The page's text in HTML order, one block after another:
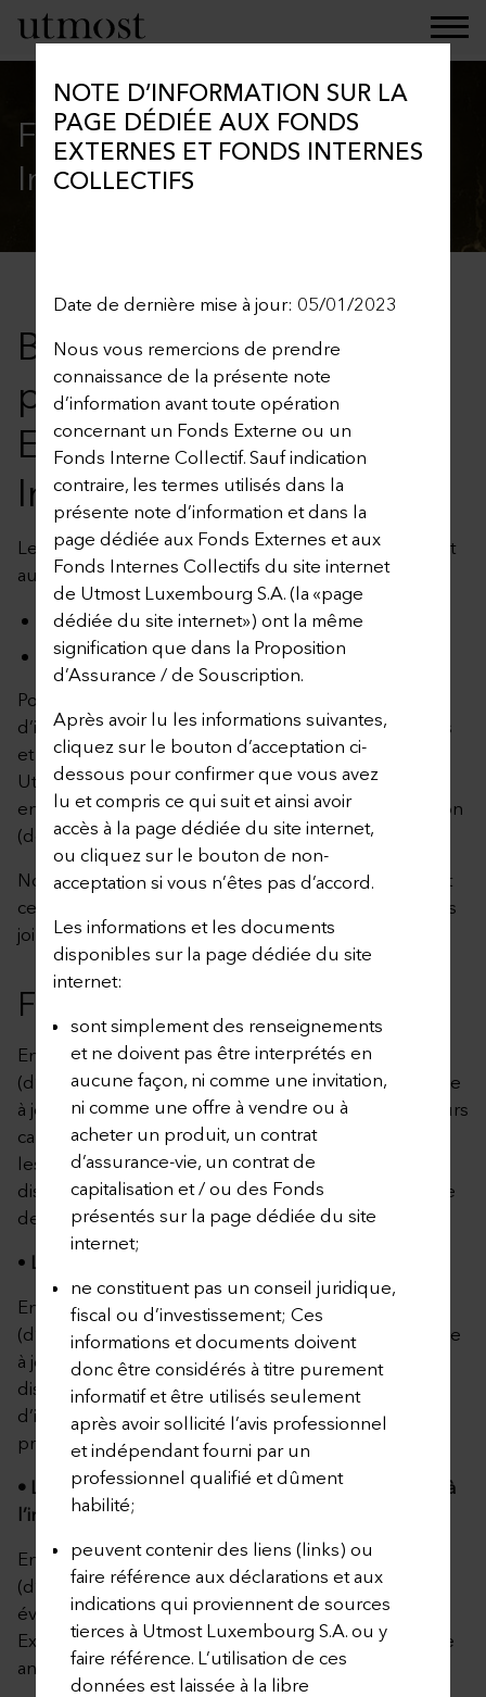
NOTE D’INFORMATION SUR LA
PAGE DÉDIÉE AUX FONDS
EXTERNES ET FONDS INTERNES
COLLECTIFS
Date de dernière mise à jour: 05/01/2023
Nous vous remercions de prendre
connaissance de la présente note
d’information avant toute opération
concernant un Fonds Externe ou un
Fonds Interne Collectif. Sauf indication
contraire, les termes utilisés dans la
présente note d’information et dans la
page dédiée aux Fonds Externes et aux
Fonds Internes Collectifs du site internet
de Utmost Luxembourg S.A. (la «page
dédiée du site internet») ont la même
signification que dans la Proposition
d’Assurance / de Souscription.
Après avoir lu les informations suivantes,
cliquez sur le bouton d’acceptation ci-
dessous pour confirmer que vous avez
lu et compris ce qui suit et ainsi avoir
accès à la page dédiée du site internet,
ou cliquez sur le bouton de non-
acceptation si vous n’êtes pas d’accord.
Les informations et les documents
disponibles sur la page dédiée du site
internet:
sont simplement des renseignements
et ne doivent pas être interprétés en
aucune façon, ni comme une invitation,
ni comme une offre à vendre ou à
acheter un produit, un contrat
d’assurance-vie, un contrat de
capitalisation et / ou des Fonds
présentés sur la page dédiée du site
internet;
ne constituent pas un conseil juridique,
fiscal ou d’investissement; Ces
informations et documents doivent
donc être considérés à titre purement
informatif et être utilisés seulement
après avoir sollicité l’avis professionnel
et indépendant fourni par un
professionnel qualifié et dûment
habilité;
peuvent contenir des liens (links) ou
faire référence aux déclarations et aux
indications qui proviennent de sources
tierces à Utmost Luxembourg S.A. ou y
faire référence. L’utilisation de ces
données est laissée à la libre
Fonds Externes et Fonds
Internes Collectifs
Bienvenue sur notre
page dédiée aux Fonds
Externes et Fonds
Internes Collectifs
Les informations fournies sur cette page s’appliquent
aux contrats suivants :
Select Client Policy
Corporate Select Plan
Pour accéder à cette page, vous avez accepté la note
d’information sur la page dédiée aux Fonds Externes
et aux Fonds Internes Collectifs du site internet de
Utmost Luxembourg S.A. (à tout moment disponible
en cliquant ici) en cliquant sur le bouton d’acceptation
(dénommé “J’ACCEPTE”).
Nous vous encourageons à consulter régulièrement
cette page dédiée et les documents téléchargeables
joints ci-après.
FONDS EXTERNES
En cliquant sur le lien ci-dessous, le Preneur
(d’Assurance) peut consulter la dernière version mise
à jour de la liste des Fonds Externes ainsi que de leurs
caractéristiques principales. Veuillez noter que seuls
les Fonds mentionnés dans cette liste sont
disponibles aux opérations d’investissement à la date
de publication de la présente annexe.
• Liste des Fonds Externes
En cliquant sur le lien ci-dessous, le Preneur
(d’Assurance) peut consulter la dernière version mise
à jour de la liste des Fonds Externes n’étant plus
disponibles aux nouvelles opérations
d’investissement à la date de publication de cette
présente annexe.
• Liste des Fonds Externes n’étant plus disponibles à
l’investissement
En cliquant sur le lien ci-dessous, le Preneur
(d’Assurance) peut télécharger la liste des
événements de l’année en cours liés à des Fonds
Externes, mise à jour à la date de publication de cette
annexe.